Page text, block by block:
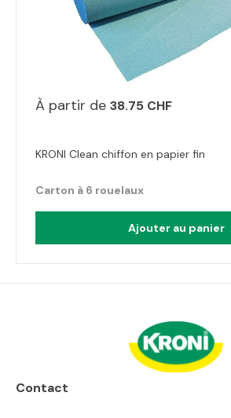
À partir de 38.75 CHF
KRONI Clean chiffon en papier fin
Carton à 6 rouelaux
Ajouter au panier
Contact